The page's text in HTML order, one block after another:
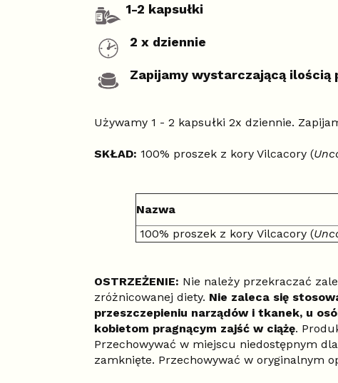
1-2 kapsułki
2 x dziennie
Zapijamy wystarczającą ilością
Używamy 1 - 2 kapsułki 2x dziennie.
SKŁAD: 100% proszek z kory Vilcacory (
Nazwa
100% proszek z kory Vilcacory (
OSTRZEŻENIE: Nie należy przekraczać
zróżnicowanej diety. Nie zaleca się
przeszczepieniu narządów i tkanek, u
kobietom pragnącym zajść w ciążę.
Przechowywać w miejscu niedostępnym
zamknięte. Przechowywać w oryginalnym